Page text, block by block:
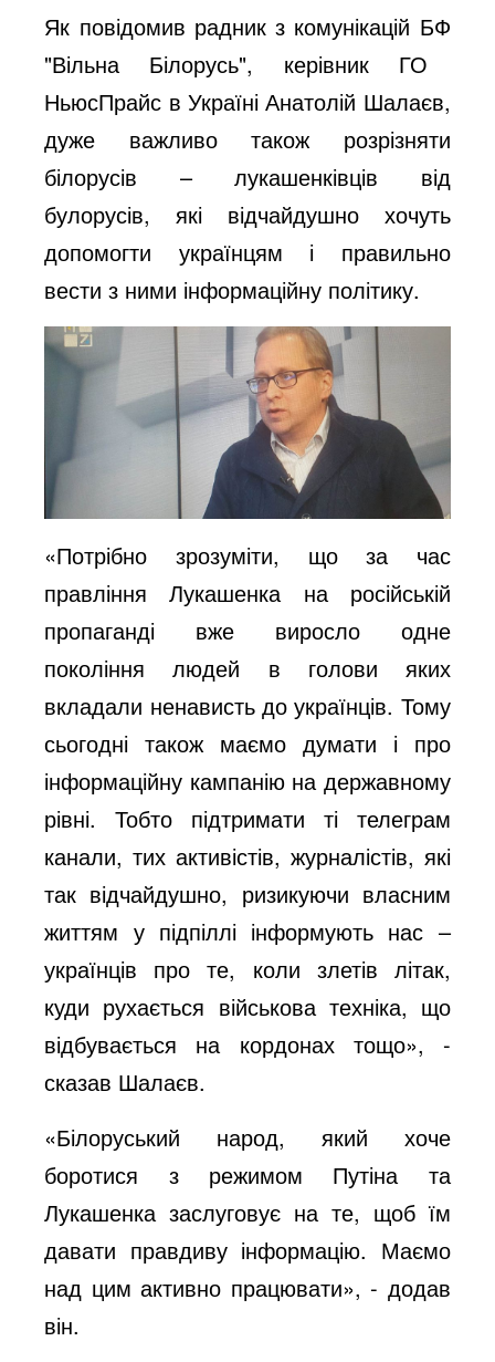
Як повідомив радник з комунікацій БФ
"Вільна Білорусь", керівник ГО
НьюсПрайс в Україні Анатолій Шалаєв,
дуже важливо також розрізняти
білорусів – лукашенківців від
булорусів, які відчайдушно хочуть
допомогти українцям і правильно
вести з ними інформаційну політику.
«Потрібно зрозуміти, що за час
правління Лукашенка на російській
пропаганді вже виросло одне
покоління людей в голови яких
вкладали ненависть до українців. Тому
сьогодні також маємо думати і про
інформаційну кампанію на державному
рівні. Тобто підтримати ті телеграм
канали, тих активістів, журналістів, які
так відчайдушно, ризикуючи власним
життям у підпіллі інформують нас –
українців про те, коли злетів літак,
куди рухається військова техніка, що
відбувається на кордонах тощо», -
сказав Шалаєв.
«Білоруський народ, який хоче
боротися з режимом Путіна та
Лукашенка заслуговує на те, щоб їм
давати правдиву інформацію. Маємо
над цим активно працювати», - додав
він.